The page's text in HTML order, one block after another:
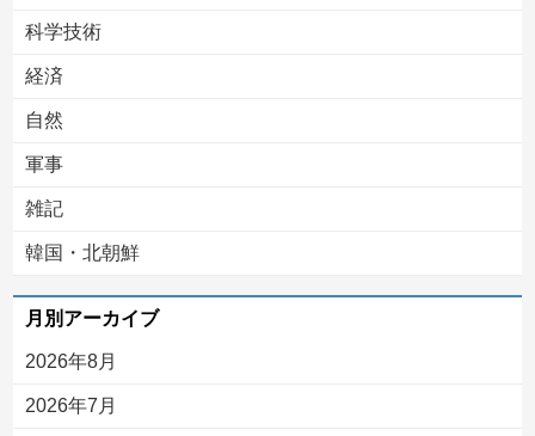
科学技術
経済
自然
軍事
雑記
韓国・北朝鮮
月別アーカイブ
2026年8月
2026年7月